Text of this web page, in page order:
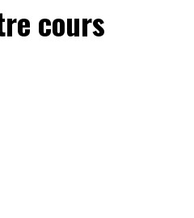
cours